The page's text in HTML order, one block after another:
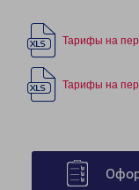
Тарифы на
Тарифы на